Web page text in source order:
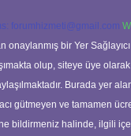
forumhizmeti@gmail.com
bir Yer
olup, siteye üye
Burada
gütmeyen ve tamamen
bildirmeniz halinde, ilgili